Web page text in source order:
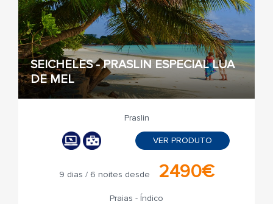
SEICHELES - PRASLIN ESPECIAL LUA
DE MEL
Praslin
VER PRODUTO
9 dias / 6 noites desde 2490€
Praias - Índico